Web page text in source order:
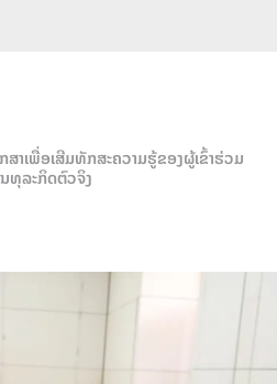
າເພື່ອເສີມທັກສະຄວາມຮູ້ຂອງຜູ້ເຂົ້າຮ່ວມ
ທຸລະກິດຕົວຈິງ